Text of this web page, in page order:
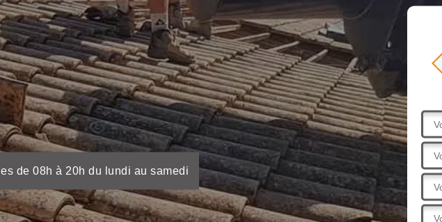
de 08h à 20h du lundi au samedi